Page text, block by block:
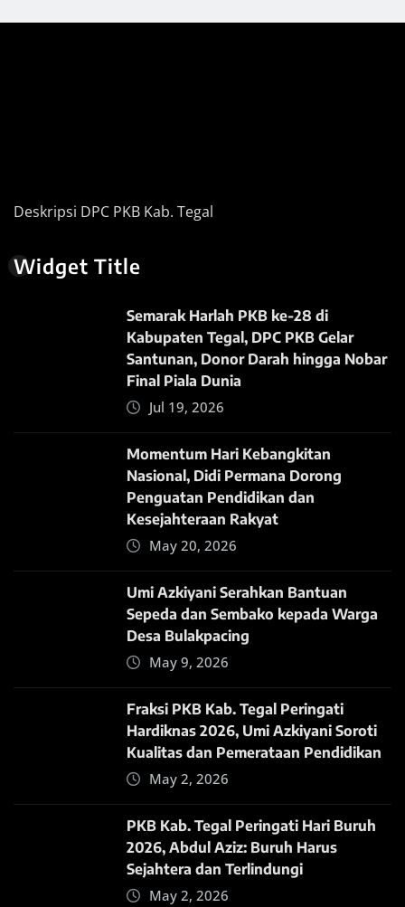
Deskripsi DPC PKB Kab. Tegal
Widget Title
Semarak Harlah PKB ke-28 di
Kabupaten Tegal, DPC PKB Gelar
Santunan, Donor Darah hingga Nobar
Final Piala Dunia
Jul 19, 2026
Momentum Hari Kebangkitan
Nasional, Didi Permana Dorong
Penguatan Pendidikan dan
Kesejahteraan Rakyat
May 20, 2026
Umi Azkiyani Serahkan Bantuan
Sepeda dan Sembako kepada Warga
Desa Bulakpacing
May 9, 2026
Fraksi PKB Kab. Tegal Peringati
Hardiknas 2026, Umi Azkiyani Soroti
Kualitas dan Pemerataan Pendidikan
May 2, 2026
PKB Kab. Tegal Peringati Hari Buruh
2026, Abdul Aziz: Buruh Harus
Sejahtera dan Terlindungi
May 2, 2026